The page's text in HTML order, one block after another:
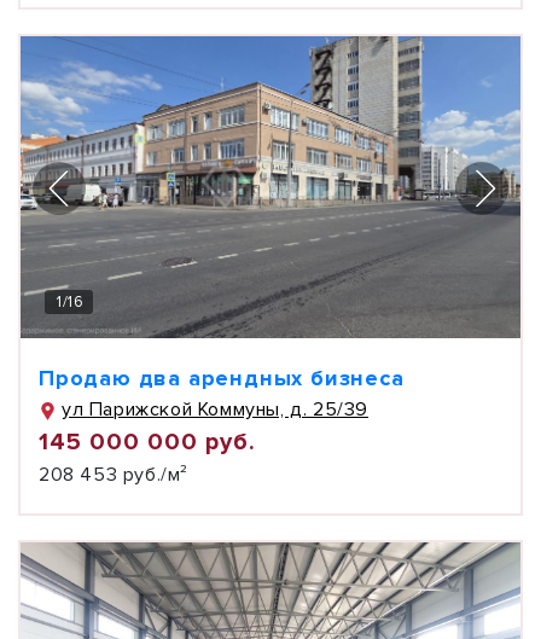
1/16
Продаю два арендных бизнеса
ул Парижской Коммуны, д. 25/39
145 000 000 руб.
208 453 руб./м²